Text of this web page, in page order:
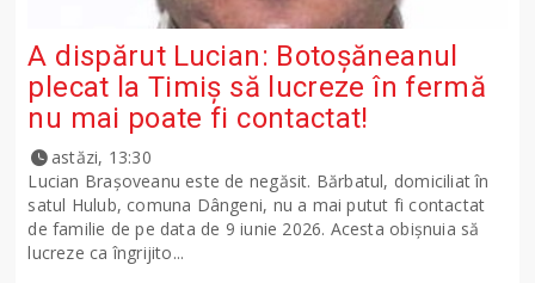
A dispărut Lucian: Botoșăneanul
plecat la Timiș să lucreze în fermă
nu mai poate fi contactat!
astăzi, 13:30
Lucian Brașoveanu este de negăsit. Bărbatul, domiciliat în
satul Hulub, comuna Dângeni, nu a mai putut fi contactat
de familie de pe data de 9 iunie 2026. Acesta obișnuia să
lucreze ca îngrijito...